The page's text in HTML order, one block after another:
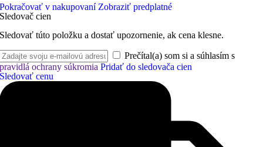
Pokračovať v nakupovaní Zobraziť predplatné
Sledovač cien
Sledovať túto položku a dostať upozornenie, ak cena klesne.
Prečítal(a) som si a súhlasím s
pravidlá ochrany súkromia Pridať do sledovača cien
Sledovať cenu